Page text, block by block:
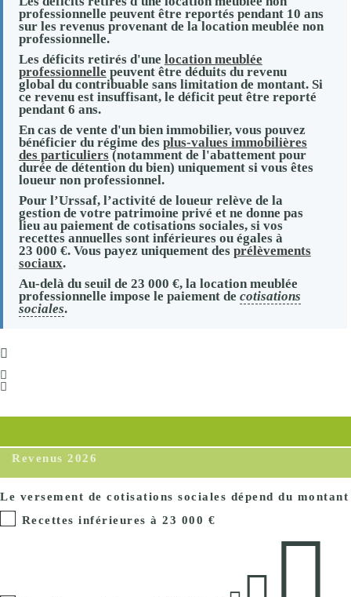
professionnelle peuvent être reportés pendant 10 ans
sur les revenus provenant de la location meublée non
professionnelle.
Les déficits retirés d'une location meublée
professionnelle peuvent être déduits du revenu
global du contribuable sans limitation de montant. Si
ce revenu est insuffisant, le déficit peut être reporté
pendant 6 ans.
En cas de vente d'un bien immobilier, vous pouvez
bénéficier du régime des plus-values immobilières
des particuliers(notamment de l'abattement pour
durée de détention du bien) uniquement si vous êtes
loueur non professionnel.
Pour l’Urssaf, l’activité de loueur relève de la
gestion de votre patrimoine privé et ne donne pas
lieu au paiement de cotisations sociales, si vos
recettes annuelles sont inférieures ou égales à
23 000 €. Vous payez uniquement des prélèvements
sociaux.
Au-delà du seuil de 23 000 €, la location meublée
professionnelle impose le paiement de cotisations
sociales.
Revenus 2026
Le versement de cotisations sociales dépend du
Recettes inférieures à 23 000 €